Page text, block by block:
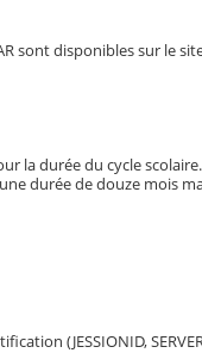
sont disponibles sur le
la durée du cycle scolaire.
durée de douze mois
(JESSIONID,